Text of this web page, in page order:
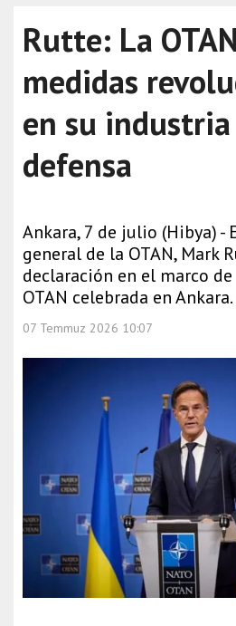
Rutte: La
medidas
en su
defensa
Ankara, 7 de julio (Hibya) -
general de la OTAN, Mark
declaración en el marco
OTAN celebrada en Ankara.
07 Temmuz 2026 10:07